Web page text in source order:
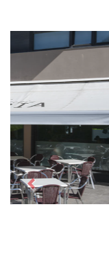
Previous